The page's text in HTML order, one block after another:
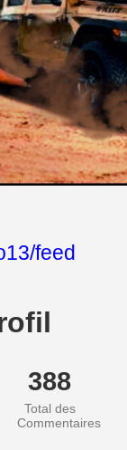
feed
388
Total des
Commentaires